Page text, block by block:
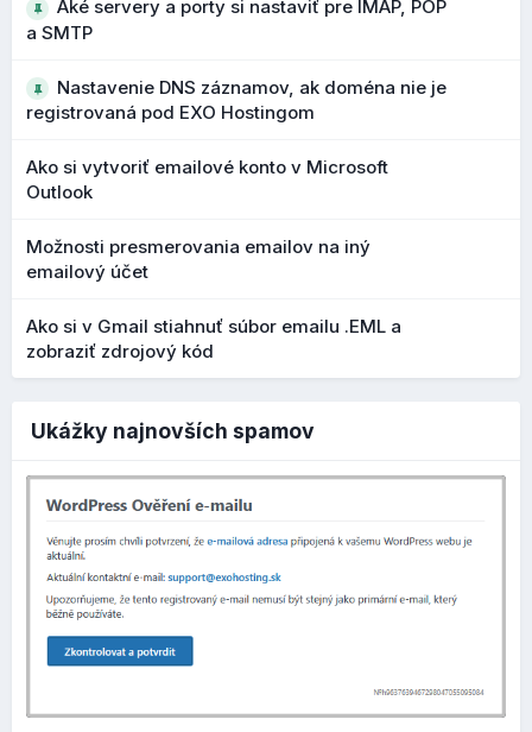
značky. Ak je táto možnosť zapnutá, použijú sa predvolené
nastavenia. Zároveň vidíte aktuálny náhľad, ako sa bude
Ak nastavenia vypnete, môžete si upraviť
apopis produktu, ktorý sa bude zobrazovať vo
výsledkoch vyhľadávania (Google, Bing). Môžete upraviť aj
automatický odkaz vygenerovaný Exowebom:
Aké servery a porty si nastaviť pre IMAP, POP
a SMTP
Nastavenie DNS záznamov, ak doména nie je
registrovaná pod EXO Hostingom
Ako si vytvoriť emailové konto v Microsoft
Outlook
Možnosti presmerovania emailov na iný
emailový účet
Ako si v Gmail stiahnuť súbor emailu .EML a
zobraziť zdrojový kód
Ukážky najnovších spamov